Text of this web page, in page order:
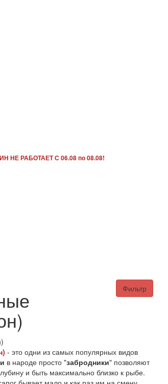
НЕ РАБОТАЕТ С 06.08 по 08.08!
Фильтр
- это одни из самых популярных видов
в народе просто "забродники" позволяют
и быть максимально близко к рыбе.